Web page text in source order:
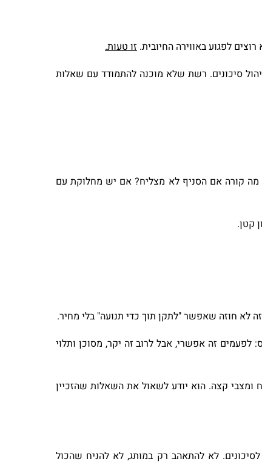
לפגוע באווירה החיובית. זו טעות.
סיכונים. רשת שלא מוכנה להתמודד עם שאלות
מה קורה אם הסניף לא מצליח? אם יש מחלוקת עם
קטן.
לא חוזה שאפשר "לתקן תוך כדי תנועה" בלי מחיר.
לפעמים זה אפשרי, אבל לרוב זה יקר, מסוכן ותלוי
קצה. הוא יודע לשאול את השאלות שהזכיין
לסיכונים. לא להתאהב רק במותג, לא להניח שהכול